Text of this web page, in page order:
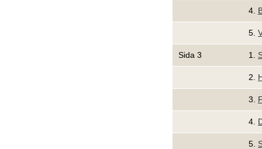
4.
5.
Sida 3 1.
2.
3.
4.
5.